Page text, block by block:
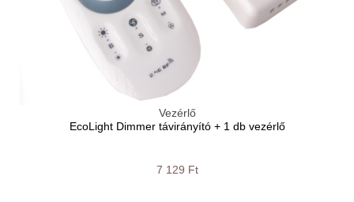
Vezérlő
EcoLight Dimmer távirányító + 1 db vezérlő
7 129 Ft